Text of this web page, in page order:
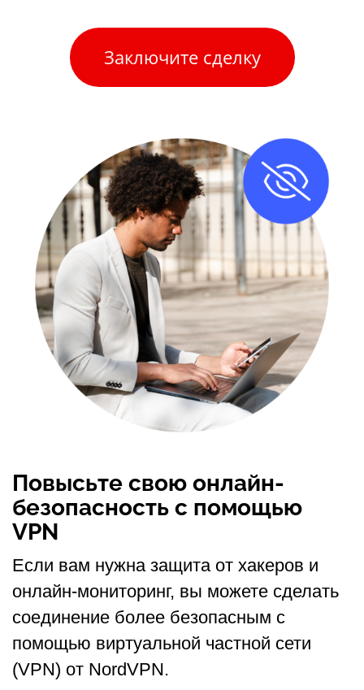
Заключите сделку
Повысьте свою онлайн-
безопасность с помощью
VPN
Если вам нужна защита от хакеров и
онлайн-мониторинг, вы можете сделать
соединение более безопасным с
помощью виртуальной частной сети
(VPN) от NordVPN.